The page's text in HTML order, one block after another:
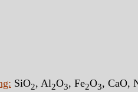
SiO2, Al2O3, Fe2O3, CaO,